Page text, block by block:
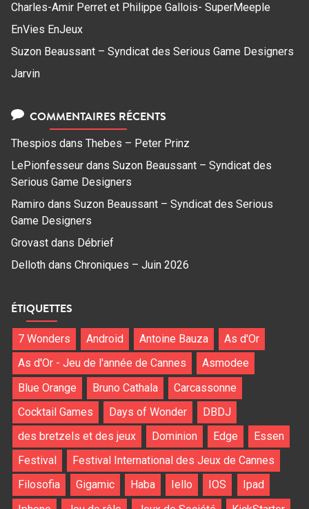
Charles-Amir Perret et Philippe Gallois- SuperMeeple
EnVies EnJeux
Suzon Beaussant – Syndicat des Serious Game Designers
Jarvin
COMMENTAIRES RÉCENTS
Thespios dans Thebes – Peter Prinz
LePionfesseur dans Suzon Beaussant – Syndicat des
Serious Game Designers
Ramiro dans Suzon Beaussant – Syndicat des Serious
Game Designers
Grovast dans Débrief
Delloth dans Chroniques – Juin 2026
ÉTIQUETTES
7 Wonders Android Antoine Bauza
As d'Or
As d'Or - Jeu de l'année de Cannes
Asmodee
Blue Orange
Bruno Cathala
Carcassonne
Cocktail Games
Days of Wonder
DBDJ
des bretzels et des jeux
Dominion Edge
Essen
Festival
Festival International des Jeux de Cannes
Filosofia
Gigamic Haba Iello IOS
Ipad